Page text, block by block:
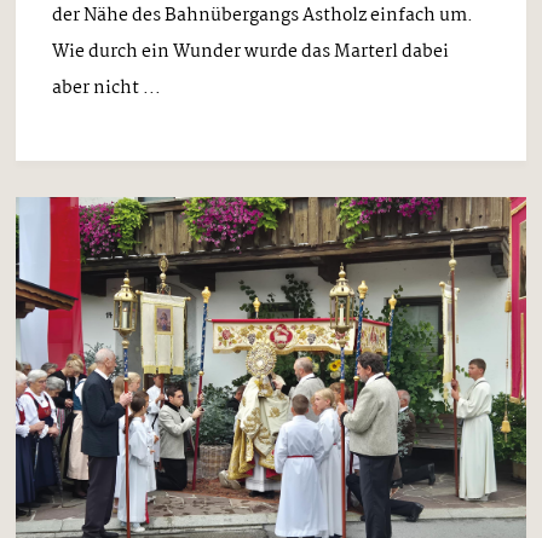
der Nähe des Bahnübergangs Astholz einfach um.
Wie durch ein Wunder wurde das Marterl dabei
aber nicht ...